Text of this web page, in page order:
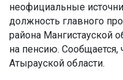
неофициальные
должность главного
района Мангистауской
на пенсию. Сообщается,
Атырауской области.